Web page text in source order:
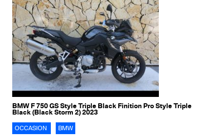
BMW F 750 GS Style Triple Black Finition Pro Style Triple
Black (Black Storm 2) 2023
OCCASION BMW